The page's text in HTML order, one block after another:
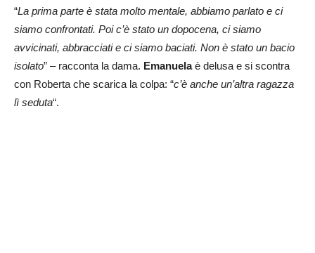
“La prima parte è stata molto mentale, abbiamo parlato e ci
siamo confrontati. Poi c’è stato un dopocena, ci siamo
avvicinati, abbracciati e ci siamo baciati. Non è stato un bacio
isolato” – racconta la dama. Emanuelaè delusa e si scontra
con Roberta che scarica la colpa: “c’è anche un’altra ragazza
lì seduta“.